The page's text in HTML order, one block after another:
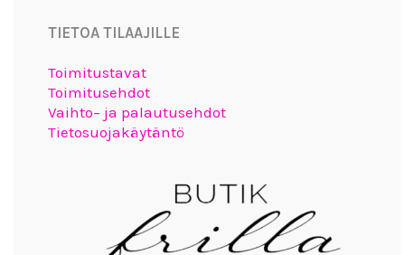
TIETOA TILAAJILLE
Toimitustavat
Toimitusehdot
Vaihto– ja palautusehdot
Tietosuojakäytäntö